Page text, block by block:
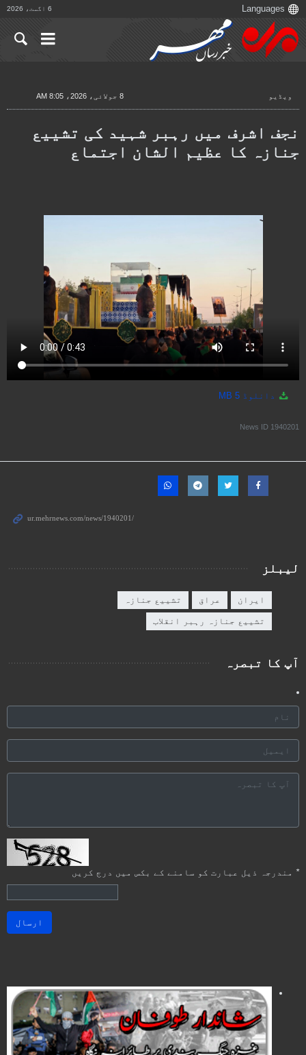
6 اگست، 2026
ویڈیو 8 جولائی، 2026، 8:05 AM
نجف اشرف میں رہبر شہید کی تشییع
جنازہ کا عظیم الشان اجتماع
دانلوڈ 5 MB
News ID 1940201
لیبلز
ایران عراق تشییع جنازہ
تشييع جنازہ رہبر انقلاب
آپ کا تبصرہ
* مندرجہ ذیل عبارت کو سامنے کے بکس میں درج کریں
ارسال